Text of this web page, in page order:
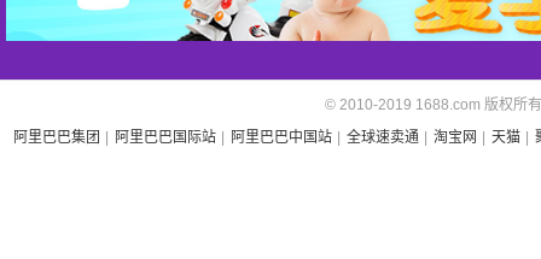
© 2010-2019 1688.com 版权所有
阿里巴巴集团
阿里巴巴国际站 阿里巴巴中国站 全球速卖通 淘宝网 天猫